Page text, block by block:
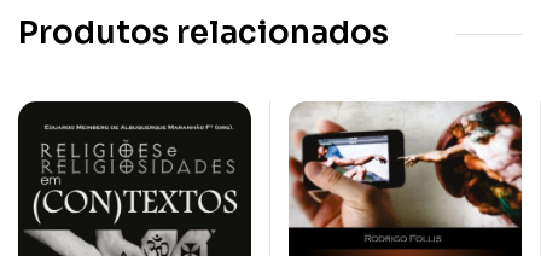
Produtos relacionados